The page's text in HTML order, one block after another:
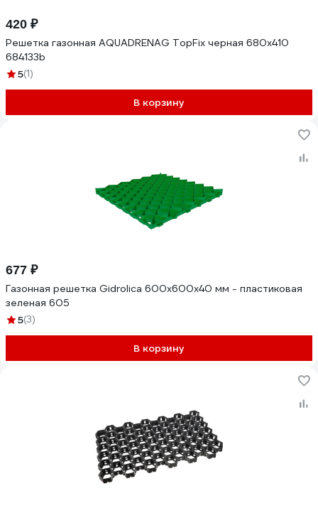
420 ₽
Решетка газонная AQUADRENAG TopFix черная 680x410
684133b
5(1)
В корзину
677 ₽
Газонная решетка Gidrolica 600х600х40 мм - пластиковая
зеленая 605
5(3)
В корзину